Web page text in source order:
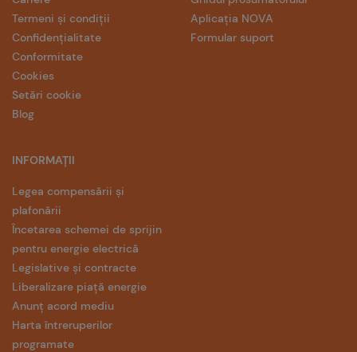
Termeni și condiții
Confidențialitate
Conformitate
Cookies
Setări cookie
Blog
INFORMAȚII
Legea compensării și
plafonării
Încetarea schemei de sprijin
pentru energie electrică
Legislative și contracte
Liberalizare piață energie
Anunț acord mediu
Harta întreruperilor
programate
Aplicația NOVA
Formular suport